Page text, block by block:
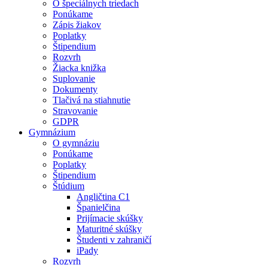
O špeciálnych triedach
Ponúkame
Zápis žiakov
Poplatky
Štipendium
Rozvrh
Žiacka knižka
Suplovanie
Dokumenty
Tlačivá na stiahnutie
Stravovanie
GDPR
Gymnázium
O gymnáziu
Ponúkame
Poplatky
Štipendium
Štúdium
Angličtina C1
Španielčina
Prijímacie skúšky
Maturitné skúšky
Študenti v zahraničí
iPady
Rozvrh